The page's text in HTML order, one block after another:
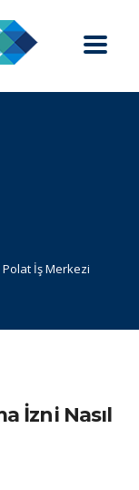
İş Merkezi
İzni Nasıl